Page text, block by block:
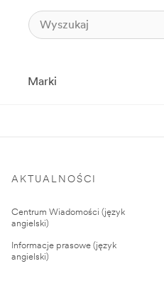
Marki
AKTUALNOŚCI
Centrum Wiadomości (język
angielski)
Informacje prasowe (język
angielski)